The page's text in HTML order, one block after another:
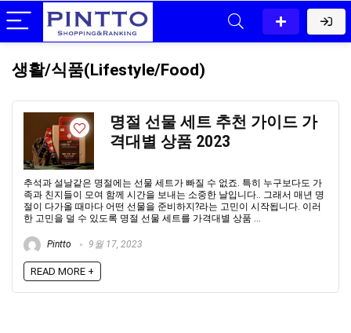
생활/식품(Lifestyle/Food)
명절 선물 세트 추천 가이드 가
격대별 상품 2023
추석과 설날같은 명절에는 선물 세트가 빠질 수 없죠. 특히 누구보다도 가
족과 친지들이 모여 함께 시간을 보내는 소중한 날입니다.. 그래서 매년 명
절이 다가올 때마다 어떤 선물을 준비하지?라는 고민이 시작됩니다. 이러
한 고민을 덜 수 있도록 명절 선물 세트를 가격대별 상품 ...
Pintto 9월 17, 2023
READ MORE +